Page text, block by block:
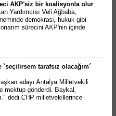
AKP'siz bir koalisyonla olur
Yardımcısı Veli Ağbaba,
demokrasi, hukuk gibi
sürecini AKP'nin içinde
tarafsız olacağım´
adayı Antalya Milletvekili
mektup gönderdi. Baykal,
dedi.CHP milletvekillerince